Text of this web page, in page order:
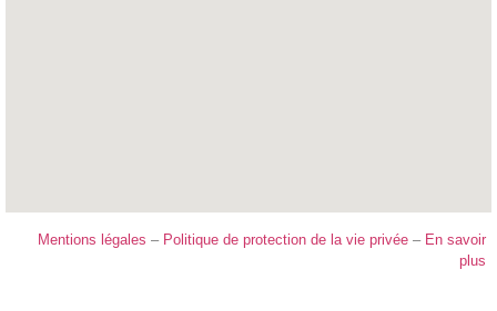
Mentions légales – Politique de protection de la vie privée – En savoir
plus